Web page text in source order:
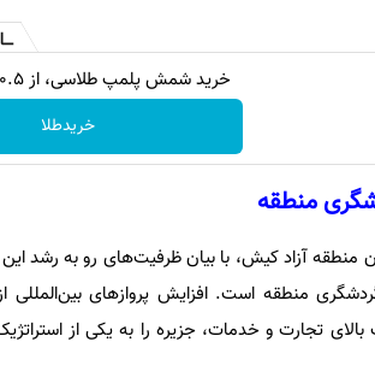
خرید شمش پلمپ طلاسی، از ۰.۵ گرم تا ۱۰ گرم
خریدطلا
منطقه
منطقه آزاد کیش، با بیان ظرفیت‌های رو به رشد
منطقه است. افزایش پروازهای بین‌المللی
تجارت و خدمات، جزیره را به یکی از